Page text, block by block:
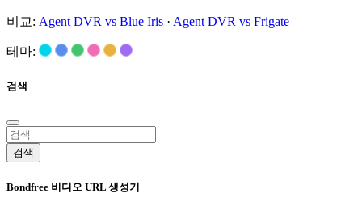
비교: Agent DVR vs Blue Iris · Agent DVR vs Frigate
테마:
검색
검색
Bondfree 비디오 URL 생성기